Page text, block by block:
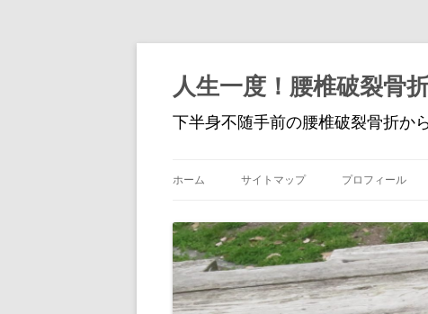
人生一度！腰椎破裂骨
下半身不随手前の腰椎破裂骨折か
ホーム サイトマップ プロフィール